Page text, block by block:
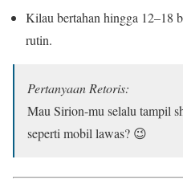
Kilau bertahan hingga 12–18
rutin.
Pertanyaan Retoris:
Mau Sirion-mu selalu tampil
seperti mobil lawas? 😉